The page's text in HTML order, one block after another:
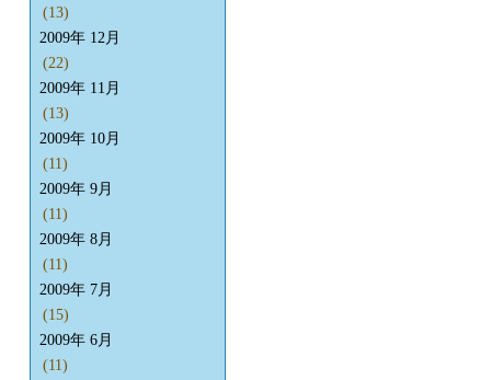
(13)
2009年 12月
(22)
2009年 11月
(13)
2009年 10月
(11)
2009年 9月
(11)
2009年 8月
(11)
2009年 7月
(15)
2009年 6月
(11)